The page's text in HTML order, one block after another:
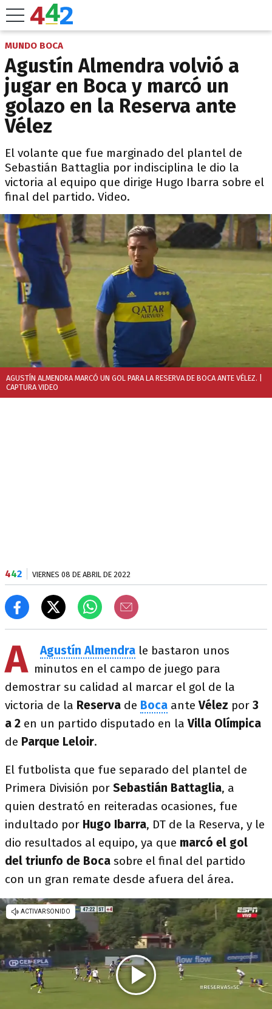
MUNDO BOCA
Agustín Almendra volvió a
jugar en Boca y marcó un
golazo en la Reserva ante
Vélez
El volante que fue marginado del plantel de
Sebastián Battaglia por indisciplina le dio la
victoria al equipo que dirige Hugo Ibarra sobre el
final del partido. Video.
AGUSTÍN ALMENDRA MARCÓ UN GOL PARA LA RESERVA DE BOCA ANTE VÉLEZ.
CAPTURA VIDEO
442 VIERNES 08 DE ABRIL DE 2022
A Agustín Almendra le bastaron unos
minutos en el campo de juego para
demostrar su calidad al marcar el gol de la
victoria de la Reserva de Boca anteVélez por 3
a 2 en un partido disputado en la Villa Olímpica
de Parque Leloir.
El futbolista que fue separado del plantel de
Primera División por Sebastián Battaglia, a
quien destrató en reiteradas ocasiones, fue
indultado por Hugo Ibarra, DT de la Reserva, y le
dio resultados al equipo, ya que marcó el gol
del triunfo de Boca sobre el final del partido
con un gran remate desde afuera del área.